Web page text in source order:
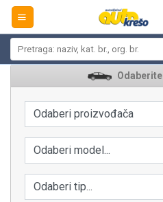
Skip
content
Odaberi proizvođača
Odaberi model...
Odaberi tip...